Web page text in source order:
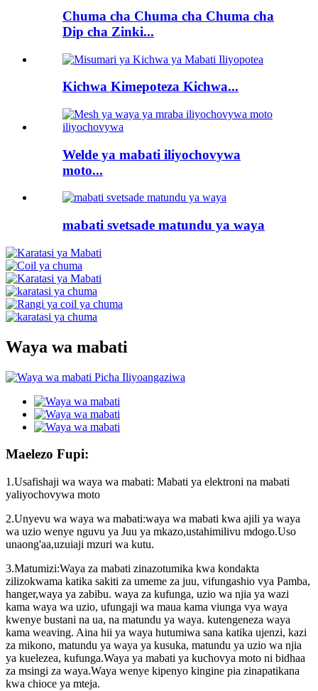
Chuma cha Chuma cha Chuma cha
Dip cha Zinki...
Kichwa Kimepoteza Kichwa...
Welde ya mabati iliyochovywa
moto...
mabati svetsade matundu ya waya
Waya wa mabati
Maelezo Fupi:
1.Usafishaji wa waya wa mabati: Mabati ya elektroni na mabati
yaliyochovywa moto
2.Unyevu wa waya wa mabati:waya wa mabati kwa ajili ya waya
wa uzio wenye nguvu ya Juu ya mkazo,ustahimilivu mdogo.Uso
unaong'aa,uzuiaji mzuri wa kutu.
3.Matumizi:Waya za mabati zinazotumika kwa kondakta
zilizokwama katika sakiti za umeme za juu, vifungashio vya Pamba,
hanger,waya ya zabibu. waya za kufunga, uzio wa njia ya wazi
kama waya wa uzio, ufungaji wa maua kama viunga vya waya
kwenye bustani na ua, na matundu ya waya. kutengeneza waya
kama weaving. Aina hii ya waya hutumiwa sana katika ujenzi, kazi
za mikono, matundu ya waya ya kusuka, matundu ya uzio wa njia
ya kuelezea, kufunga.Waya ya mabati ya kuchovya moto ni bidhaa
za msingi za waya.Waya wenye kipenyo kingine pia zinapatikana
kwa chioce ya mteja.